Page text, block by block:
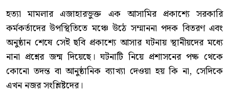
হত্যা মামলার এজাহারভুক্ত এক আসামির প্রকাশ্যে সরকারি
কর্মকর্তাদের উপস্থিতিতে মঞ্চে উঠে সম্মাননা পদক বিতরণ এবং
অনুষ্ঠান শেষে সেই ছবি প্রকাশ্যে আসার ঘটনায় স্থানীয়দের মধ্যে
নানা প্রশ্নের জন্ম দিয়েছে। ঘটনাটি নিয়ে প্রশাসনের পক্ষ থেকে
কোনো তদন্ত বা আনুষ্ঠানিক ব্যাখ্যা দেওয়া হয় কি না, সেদিকে
এখন নজর সংশ্লিষ্টদের।